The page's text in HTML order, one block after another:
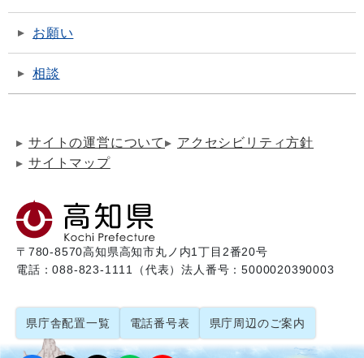
お願い
相談
サイトの運営について
アクセシビリティ方針
サイトマップ
〒780-8570高知県高知市丸ノ内1丁目2番20号
電話：088-823-1111（代表）法人番号：5000020390003
県庁舎配置一覧 電話番号表 県庁周辺のご案内